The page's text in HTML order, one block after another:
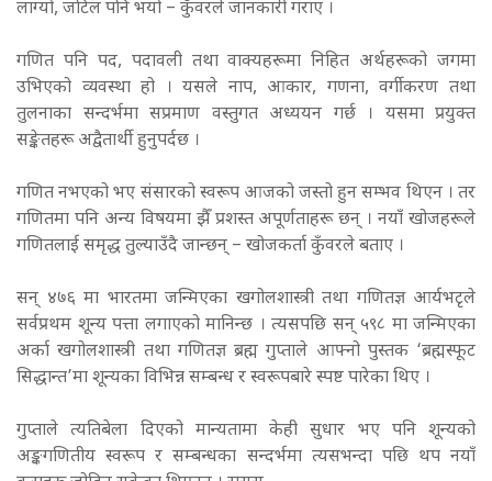
लाग्यो, जटिल पनि भयो – कुँवरले जानकारी गराए ।
गणित पनि पद, पदावली तथा वाक्यहरूमा निहित अर्थहरूको जगमा
उभिएको व्यवस्था हो । यसले नाप, आकार, गणना, वर्गीकरण तथा
तुलनाका सन्दर्भमा सप्रमाण वस्तुगत अध्ययन गर्छ । यसमा प्रयुक्त
सङ्केतहरू अद्वैतार्थी हुनुपर्दछ ।
गणित नभएको भए संसारको स्वरूप आजको जस्तो हुन सम्भव थिएन । तर
गणितमा पनि अन्य विषयमा झैँ प्रशस्त अपूर्णताहरू छन् । नयाँ खोजहरूले
गणितलाई समृद्ध तुल्याउँदै जान्छन् – खोजकर्ता कुँवरले बताए ।
सन् ४७६ मा भारतमा जन्मिएका खगोलशास्त्री तथा गणितज्ञ आर्यभटृले
सर्वप्रथम शून्य पत्ता लगाएको मानिन्छ । त्यसपछि सन् ५९८ मा जन्मिएका
अर्का खगोलशास्त्री तथा गणितज्ञ ब्रह्म गुप्ताले आफ्नो पुस्तक ‘ब्रह्मस्फूट
सिद्धान्त’मा शून्यका विभिन्न सम्बन्ध र स्वरूपबारे स्पष्ट पारेका थिए ।
गुप्ताले त्यतिबेला दिएको मान्यतामा केही सुधार भए पनि शून्यको
अङ्कगणितीय स्वरूप र सम्बन्धका सन्दर्भमा त्यसभन्दा पछि थप नयाँ